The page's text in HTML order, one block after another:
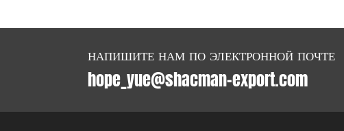
НАПИШИТЕ НАМ ПО ЭЛЕКТРОННОЙ ПОЧТЕ
hope_yue@shacman-export.com